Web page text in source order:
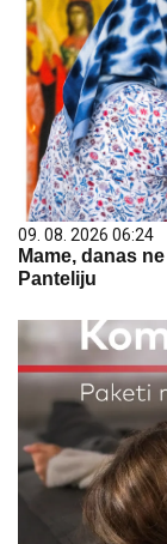
09. 08. 2026 06:24
Mame, danas
Panteliju